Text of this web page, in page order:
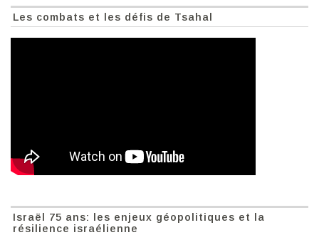
Les combats et les défis de Tsahal
Israël 75 ans: les enjeux géopolitiques et la
résilience israélienne